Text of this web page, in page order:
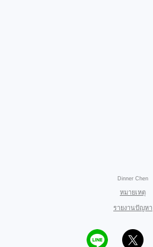
Dinner Chen
หมายเหตุ
รายงานปัญหา